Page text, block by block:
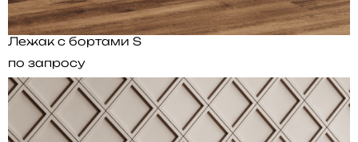
Лежак с бортами S
по запросу